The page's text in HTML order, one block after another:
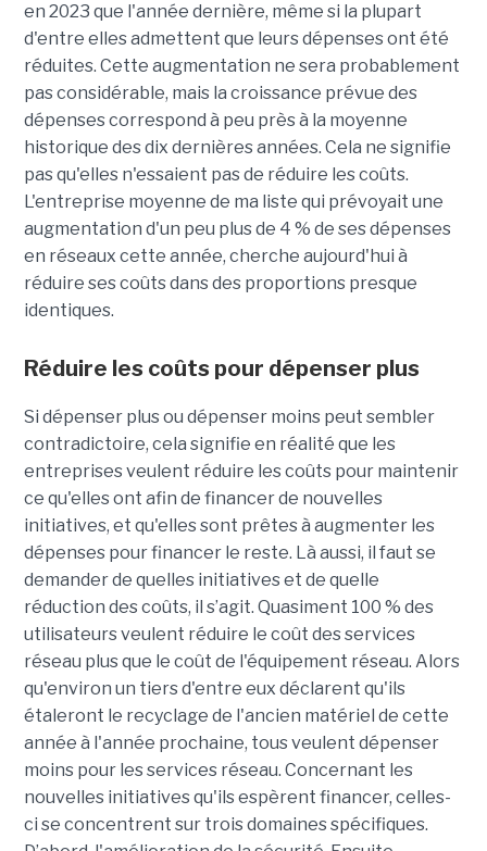
en 2023 que l'année dernière, même si la plupart
d'entre elles admettent que leurs dépenses ont été
réduites. Cette augmentation ne sera probablement
pas considérable, mais la croissance prévue des
dépenses correspond à peu près à la moyenne
historique des dix dernières années. Cela ne signifie
pas qu'elles n'essaient pas de réduire les coûts.
L'entreprise moyenne de ma liste qui prévoyait une
augmentation d'un peu plus de 4 % de ses dépenses
en réseaux cette année, cherche aujourd'hui à
réduire ses coûts dans des proportions presque
identiques.
Réduire les coûts pour dépenser plus
Si dépenser plus ou dépenser moins peut sembler
contradictoire, cela signifie en réalité que les
entreprises veulent réduire les coûts pour maintenir
ce qu'elles ont afin de financer de nouvelles
initiatives, et qu'elles sont prêtes à augmenter les
dépenses pour financer le reste. Là aussi, il faut se
demander de quelles initiatives et de quelle
réduction des coûts, il s’agit. Quasiment 100 % des
utilisateurs veulent réduire le coût des services
réseau plus que le coût de l'équipement réseau. Alors
qu'environ un tiers d'entre eux déclarent qu'ils
étaleront le recyclage de l'ancien matériel de cette
année à l'année prochaine, tous veulent dépenser
moins pour les services réseau. Concernant les
nouvelles initiatives qu'ils espèrent financer, celles-
ci se concentrent sur trois domaines spécifiques.